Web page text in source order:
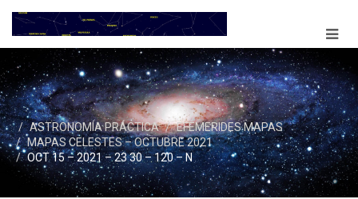
ASTRONOMÍA PRÁCTICA
EFEMERIDES MAPAS
MAPAS CELESTES – OCTUBRE 2021
OCT 15 – 2021 – 23 30 – 120 – N